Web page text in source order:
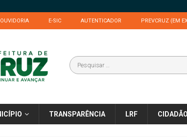
OUVIDORIA E-SIC AUTENTICADOR PREVCRUZ (EM
TRANSPARÊNCIA LRF CIDADÃO